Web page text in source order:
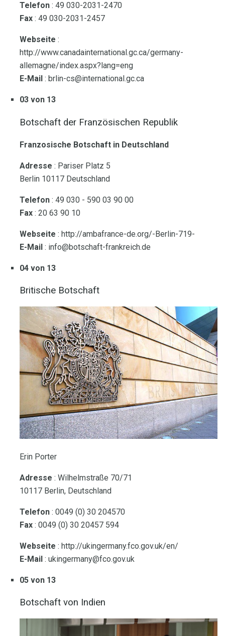
Telefon : 49 030-2031-2470
Fax : 49 030-2031-2457
Webseite :
http://www.canadainternational.gc.ca/germany-
allemagne/index.aspx?lang=eng
E-Mail : brlin-cs@international.gc.ca
03 von 13
Botschaft der Französischen Republik
Franzosische Botschaft in Deutschland
Adresse : Pariser Platz 5
Berlin 10117 Deutschland
Telefon : 49 030 - 590 03 90 00
Fax : 20 63 90 10
Webseite : http://ambafrance-de.org/-Berlin-719-
E-Mail : info@botschaft-frankreich.de
04 von 13
Britische Botschaft
Erin Porter
Adresse : Wilhelmstraße 70/71
10117 Berlin, Deutschland
Telefon : 0049 (0) 30 204570
Fax : 0049 (0) 30 20457 594
Webseite : http://ukingermany.fco.gov.uk/en/
E-Mail : ukingermany@fco.gov.uk
05 von 13
Botschaft von Indien